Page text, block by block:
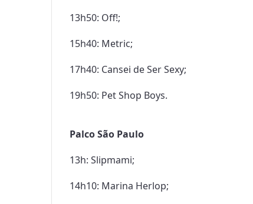
13h50: Off!;
15h40: Metric;
17h40: Cansei de Ser Sexy;
19h50: Pet Shop Boys.
Palco São Paulo
13h: Slipmami;
14h10: Marina Herlop;